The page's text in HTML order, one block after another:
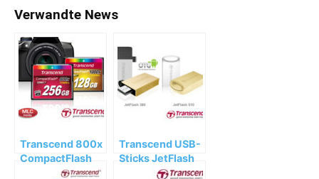
Verwandte News
Transcend 800x
CompactFlash
Karten aus der
Transcend USB-
Sticks JetFlash
380 und